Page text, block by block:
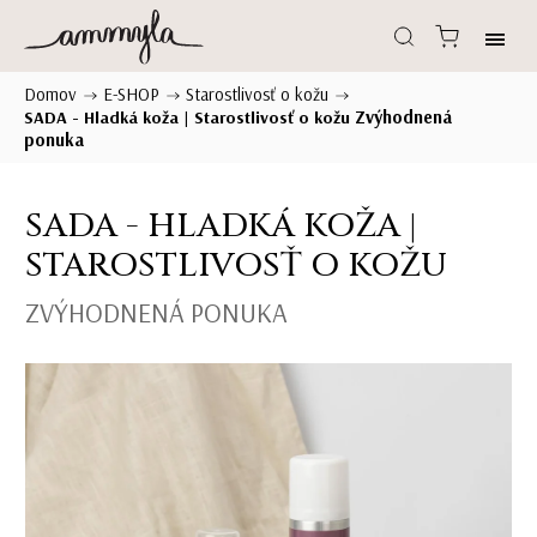
Domov / E-SHOP / Starostlivosť o kožu /
SADA - Hladká koža | Starostlivosť o kožu Zvýhodnená
ponuka
SADA - HLADKÁ KOŽA |
STAROSTLIVOSŤ O KOŽU
ZVÝHODNENÁ PONUKA